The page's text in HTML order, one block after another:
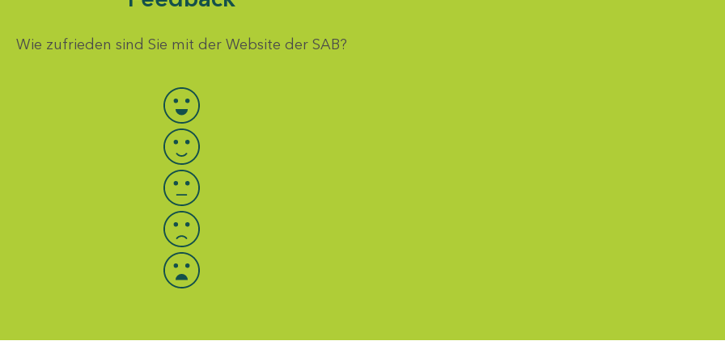
Wie zufrieden sind Sie mit der Website der SAB?
Bewertung auswählen